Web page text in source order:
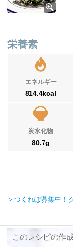
栄養素
エネルギー
814.4kcal
炭水化物
80.7g
＞つくれぽ募集中！
このレシピの作